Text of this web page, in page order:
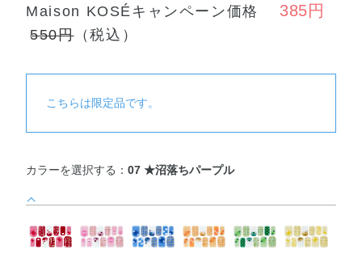
Maison KOSÉキャンペーン価格 385円
550円（税込）
こちらは限定品です。
カラーを選択する：07 ★沼落ちパープル